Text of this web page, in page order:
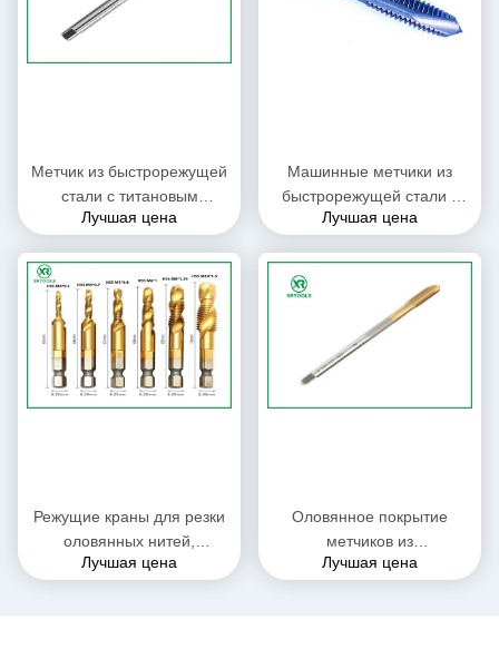
Метчик из быстрорежущей
стали с титановым
покрытием DIN371,
резьбы, подходящий для
промышленной
металлообработки
Лучшая цена
Машинные метчики из
быстрорежущей стали с
нитрид-титановым
гаек, с покрытием из олова,
инструменты для
нарезания резьбы для
точной работы
Лучшая цена
Режущие краны для резки
оловянных нитей,
имеющие толерантность
Лучшая цена
Оловянное покрытие
метчиков из
быстрорежущей стали
Лучшая цена